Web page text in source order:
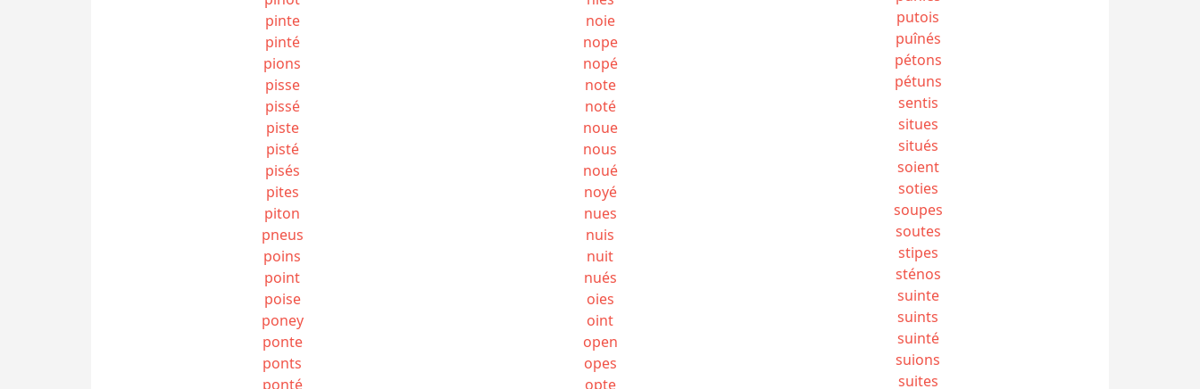
putois
puînés
pétons
pétuns
sentis
situes
situés
soient
soties
soupes
soutes
stipes
sténos
suinte
suints
suinté
suions
suites
pinte
pinté
pions
pisse
pissé
piste
pisté
pisés
pites
piton
pneus
poins
point
poise
poney
ponte
ponts
ponté
noie
nope
nopé
note
noté
noue
nous
noué
noyé
nues
nuis
nuit
nués
oies
oint
open
opes
opte